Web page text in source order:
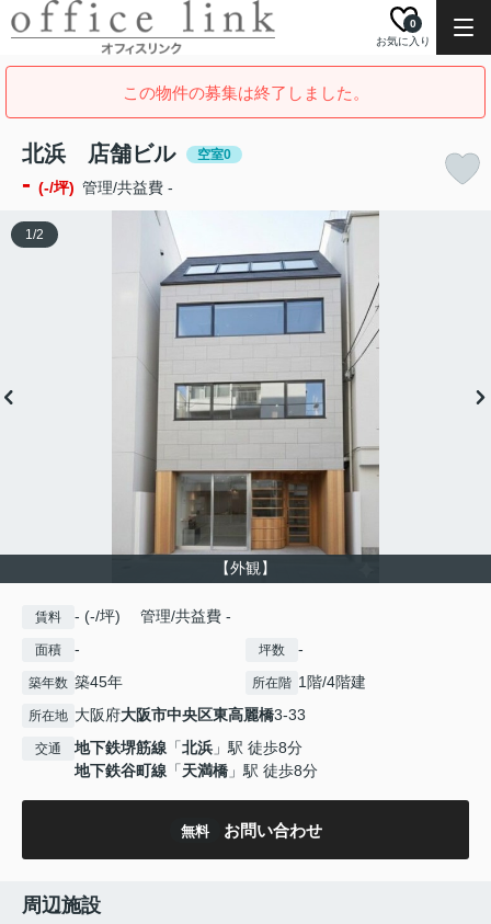
お気に入り
0
この物件の募集は終了しました。
北浜 店舗ビル 空室0
- (-/坪) 管理/共益費 -
【外観】
1/2
賃料 - (-/坪) 管理/共益費 -
面積 - 坪数 -
築年数 築45年 所在階 1階/4階建
所在地 大阪府大阪市中央区東高麗橋3-33
交通 地下鉄堺筋線 「北浜 」駅 徒歩8分
地下鉄谷町線 「天満橋 」駅 徒歩8分
無料 お問い合わせ
周辺施設